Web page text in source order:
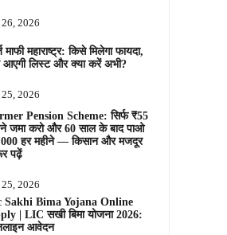
2026
माफी महाराष्ट्र: किसे मिलेगा फायदा,
लिस्ट और क्या करें अभी?
2026
Pension Scheme: सिर्फ ₹55
जमा करो और 60 साल के बाद पाओ
हर महीने — किसान और मजदूर
पढ़ें
2026
Sakhi Bima Yojana Online
| LIC सखी बिमा योजना 2026:
आवेदन